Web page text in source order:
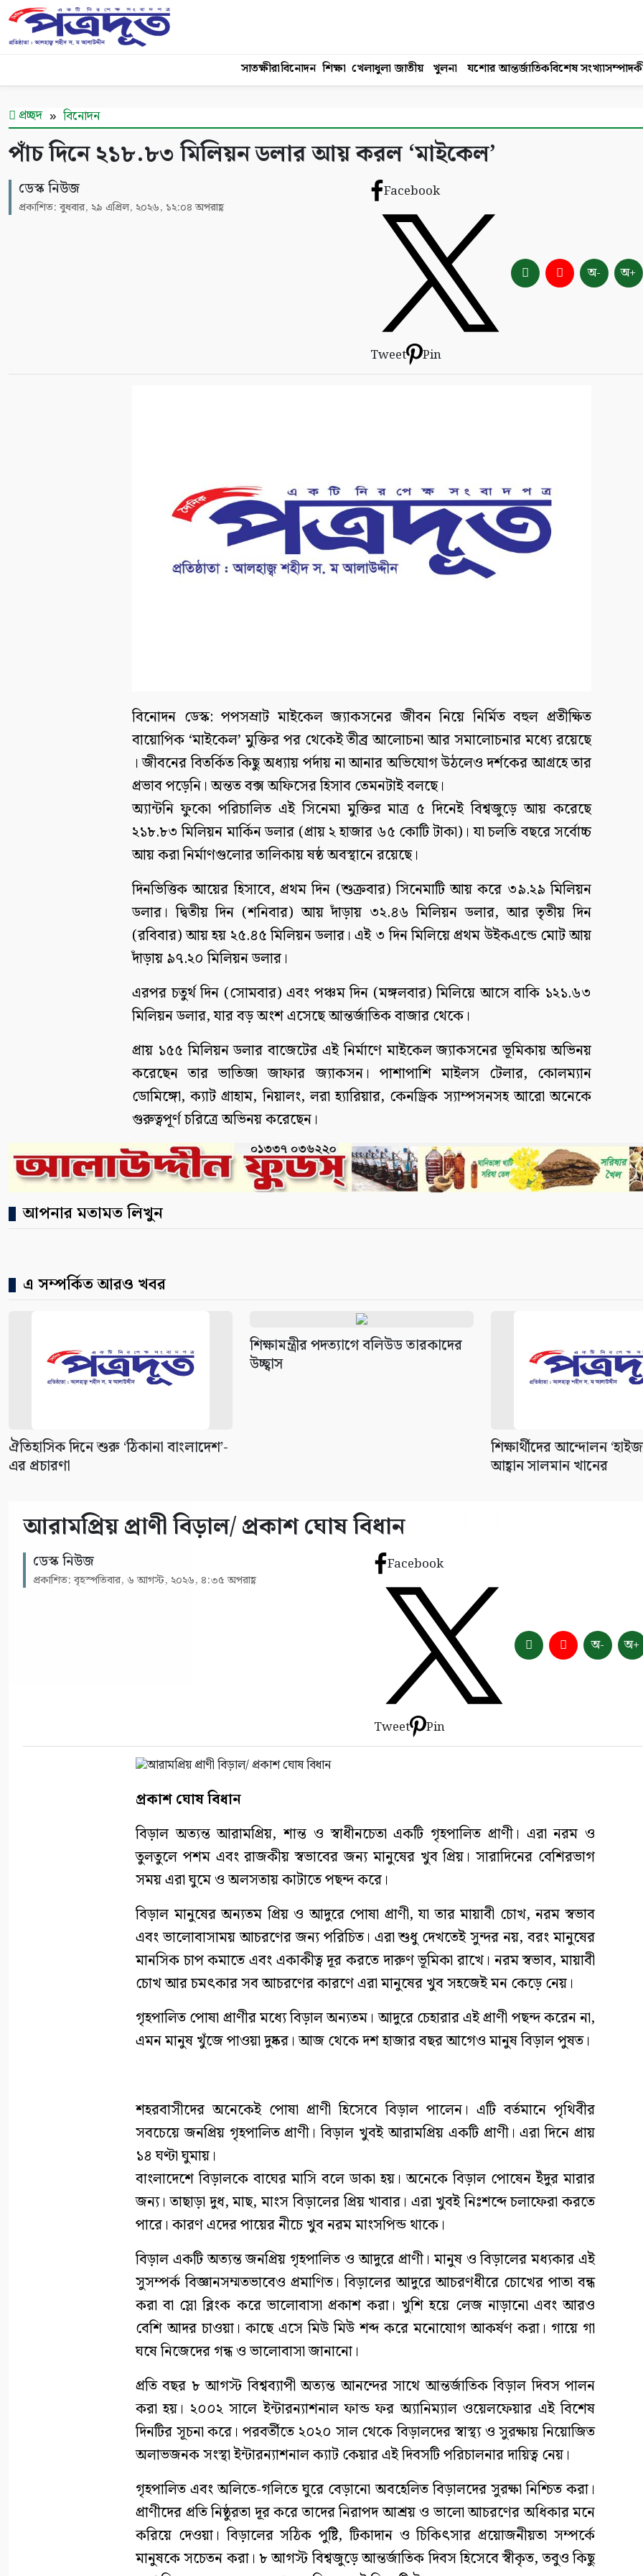
সাতক্ষীরাবিনোদন শিক্ষা খেলাধুলা জাতীয় খুলনা যশোর আন্তর্জাতিকবিশেষ সংখ্যা
প্রচ্ছদ বিনোদন
পাঁচ দিনে ২১৮.৮৩ মিলিয়ন ডলার আয় করল ‘মাইকেল’
ডেস্ক নিউজ
প্রকাশিত: বুধবার, ২৯ এপ্রিল, ২০২৬, ১২:০৪ অপরাহ্ণ
Facebook
Tweet Pin
অ- অ+
বিনোদন ডেস্ক: পপসম্রাট মাইকেল জ্যাকসনের জীবন নিয়ে নির্মিত বহুল প্রতীক্ষিত
বায়োপিক ‘মাইকেল’ মুক্তির পর থেকেই তীব্র আলোচনা আর সমালোচনার মধ্যে রয়েছে
। জীবনের বিতর্কিত কিছু অধ্যায় পর্দায় না আনার অভিযোগ উঠলেও দর্শকের আগ্রহে তার
প্রভাব পড়েনি। অন্তত বক্স অফিসের হিসাব তেমনটাই বলছে।
অ্যান্টনি ফুকো পরিচালিত এই সিনেমা মুক্তির মাত্র ৫ দিনেই বিশ্বজুড়ে আয় করেছে
২১৮.৮৩ মিলিয়ন মার্কিন ডলার (প্রায় ২ হাজার ৬৫ কোটি টাকা)। যা চলতি বছরে সর্বোচ্চ
আয় করা নির্মাণগুলোর তালিকায় ষষ্ঠ অবস্থানে রয়েছে।
দিনভিত্তিক আয়ের হিসাবে, প্রথম দিন (শুক্রবার) সিনেমাটি আয় করে ৩৯.২৯ মিলিয়ন
ডলার। দ্বিতীয় দিন (শনিবার) আয় দাঁড়ায় ৩২.৪৬ মিলিয়ন ডলার, আর তৃতীয় দিন
(রবিবার) আয় হয় ২৫.৪৫ মিলিয়ন ডলার। এই ৩ দিন মিলিয়ে প্রথম উইকএন্ডে মোট আয়
দাঁড়ায় ৯৭.২০ মিলিয়ন ডলার।
এরপর চতুর্থ দিন (সোমবার) এবং পঞ্চম দিন (মঙ্গলবার) মিলিয়ে আসে বাকি ১২১.৬৩
মিলিয়ন ডলার, যার বড় অংশ এসেছে আন্তর্জাতিক বাজার থেকে।
প্রায় ১৫৫ মিলিয়ন ডলার বাজেটের এই নির্মাণে মাইকেল জ্যাকসনের ভূমিকায় অভিনয়
করেছেন তার ভাতিজা জাফার জ্যাকসন। পাশাপাশি মাইলস টেলার, কোলম্যান
ডোমিঙ্গো, ক্যাট গ্রাহাম, নিয়ালং, লরা হ্যারিয়ার, কেনড্রিক স্যাম্পসনসহ আরো অনেকে
গুরুত্বপূর্ণ চরিত্রে অভিনয় করেছেন।
আপনার মতামত লিখুন
এ সম্পর্কিত আরও খবর
ঐতিহাসিক দিনে শুরু ‘ঠিকানা বাংলাদেশ’-
এর প্রচারণা
শিক্ষামন্ত্রীর পদত্যাগে বলিউড তারকাদের
উচ্ছ্বাস
শিক্ষার্থীদের আন্দোলন
আহ্বান সালমান খানের
আরামপ্রিয় প্রাণী বিড়াল/ প্রকাশ ঘোষ বিধান
ডেস্ক নিউজ
প্রকাশিত: বৃহস্পতিবার, ৬ আগস্ট, ২০২৬, ৪:৩৫ অপরাহ্ণ
Facebook
Tweet Pin
অ- অ+
প্রকাশ ঘোষ বিধান
বিড়াল অত্যন্ত আরামপ্রিয়, শান্ত ও স্বাধীনচেতা একটি গৃহপালিত প্রাণী। এরা নরম ও
তুলতুলে পশম এবং রাজকীয় স্বভাবের জন্য মানুষের খুব প্রিয়। সারাদিনের বেশিরভাগ
সময় এরা ঘুমে ও অলসতায় কাটাতে পছন্দ করে।
বিড়াল মানুষের অন্যতম প্রিয় ও আদুরে পোষা প্রাণী, যা তার মায়াবী চোখ, নরম স্বভাব
এবং ভালোবাসাময় আচরণের জন্য পরিচিত। এরা শুধু দেখতেই সুন্দর নয়, বরং মানুষের
মানসিক চাপ কমাতে এবং একাকীত্ব দূর করতে দারুণ ভূমিকা রাখে। নরম স্বভাব, মায়াবী
চোখ আর চমৎকার সব আচরণের কারণে এরা মানুষের খুব সহজেই মন কেড়ে নেয়।
গৃহপালিত পোষা প্রাণীর মধ্যে বিড়াল অন্যতম। আদুরে চেহারার এই প্রাণী পছন্দ করেন না,
এমন মানুষ খুঁজে পাওয়া দুষ্কর। আজ থেকে দশ হাজার বছর আগেও মানুষ বিড়াল পুষত।
শহরবাসীদের অনেকেই পোষা প্রাণী হিসেবে বিড়াল পালেন। এটি বর্তমানে পৃথিবীর
সবচেয়ে জনপ্রিয় গৃহপালিত প্রাণী। বিড়াল খুবই আরামপ্রিয় একটি প্রাণী। এরা দিনে প্রায়
১৪ ঘণ্টা ঘুমায়।
বাংলাদেশে বিড়ালকে বাঘের মাসি বলে ডাকা হয়। অনেকে বিড়াল পোষেন ইঁদুর মারার
জন্য। তাছাড়া দুধ, মাছ, মাংস বিড়ালের প্রিয় খাবার। এরা খুবই নিঃশব্দে চলাফেরা করতে
পারে। কারণ এদের পায়ের নীচে খুব নরম মাংসপিন্ড থাকে।
বিড়াল একটি অত্যন্ত জনপ্রিয় গৃহপালিত ও আদুরে প্রাণী। মানুষ ও বিড়ালের মধ্যকার এই
সুসম্পর্ক বিজ্ঞানসম্মতভাবেও প্রমাণিত। বিড়ালের আদুরে আচরণধীরে চোখের পাতা বন্ধ
করা বা স্লো ব্লিংক করে ভালোবাসা প্রকাশ করা। খুশি হয়ে লেজ নাড়ানো এবং আরও
বেশি আদর চাওয়া। কাছে এসে মিউ মিউ শব্দ করে মনোযোগ আকর্ষণ করা। গায়ে গা
ঘষে নিজেদের গন্ধ ও ভালোবাসা জানানো।
প্রতি বছর ৮ আগস্ট বিশ্বব্যাপী অত্যন্ত আনন্দের সাথে আন্তর্জাতিক বিড়াল দিবস পালন
করা হয়। ২০০২ সালে ইন্টারন্যাশনাল ফান্ড ফর অ্যানিম্যাল ওয়েলফেয়ার এই বিশেষ
দিনটির সূচনা করে। পরবর্তীতে ২০২০ সাল থেকে বিড়ালদের স্বাস্থ্য ও সুরক্ষায় নিয়োজিত
অলাভজনক সংস্থা ইন্টারন্যাশনাল ক্যাট কেয়ার এই দিবসটি পরিচালনার দায়িত্ব নেয়।
গৃহপালিত এবং অলিতে-গলিতে ঘুরে বেড়ানো অবহেলিত বিড়ালদের সুরক্ষা নিশ্চিত করা।
প্রাণীদের প্রতি নিষ্ঠুরতা দূর করে তাদের নিরাপদ আশ্রয় ও ভালো আচরণের অধিকার মনে
করিয়ে দেওয়া। বিড়ালের সঠিক পুষ্টি, টিকাদান ও চিকিৎসার প্রয়োজনীয়তা সম্পর্কে
মানুষকে সচেতন করা। ৮ আগস্ট বিশ্বজুড়ে আন্তর্জাতিক দিবস হিসেবে স্বীকৃত, তবুও কিছু